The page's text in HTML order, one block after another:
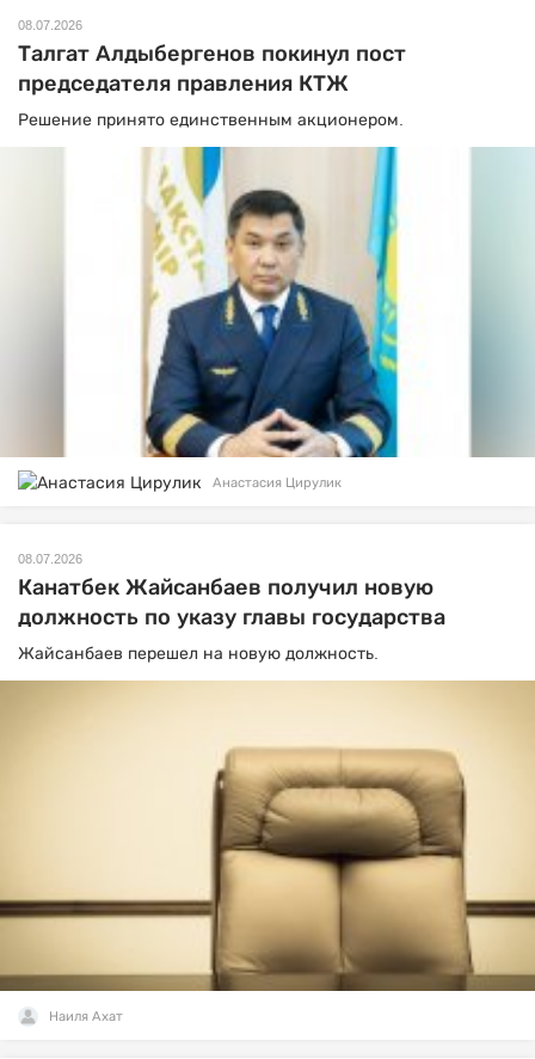
08.07.2026
Талгат Алдыбергенов покинул пост
председателя правления КТЖ
Решение принято единственным акционером.
Анастасия Цирулик
08.07.2026
Канатбек Жайсанбаев получил новую
должность по указу главы государства
Жайсанбаев перешел на новую должность.
Наиля Ахат